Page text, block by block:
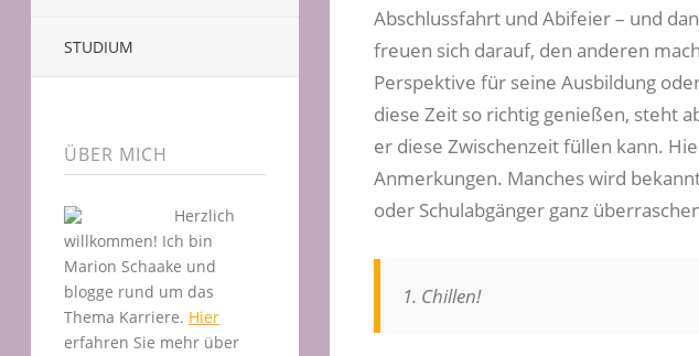
STUDIUM
ÜBER MICH
Herzlich
willkommen! Ich bin
Marion Schaake und
blogge rund um das
Thema Karriere. Hier
erfahren Sie mehr über
Abschlussfahrt und Abifeier – und
freuen sich darauf, den anderen
Perspektive für seine Ausbildung
diese Zeit so richtig genießen, steht
er diese Zwischenzeit füllen kann.
Anmerkungen. Manches wird
oder Schulabgänger ganz
1. Chillen!